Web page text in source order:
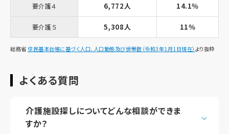
要介護４ 6,772人 14.1％
要介護５ 5,308人 11％
総務省住民基本台帳に基づく人口、人口動態及び世帯数（令和3年1月1日現在） より抜粋
よくある質問
介護施設探しについてどんな相談ができま
すか？